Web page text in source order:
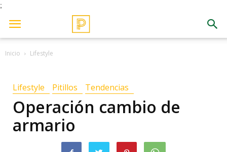
;
Inicio Lifestyle
Lifestyle Pitillos Tendencias
Operación cambio de
armario